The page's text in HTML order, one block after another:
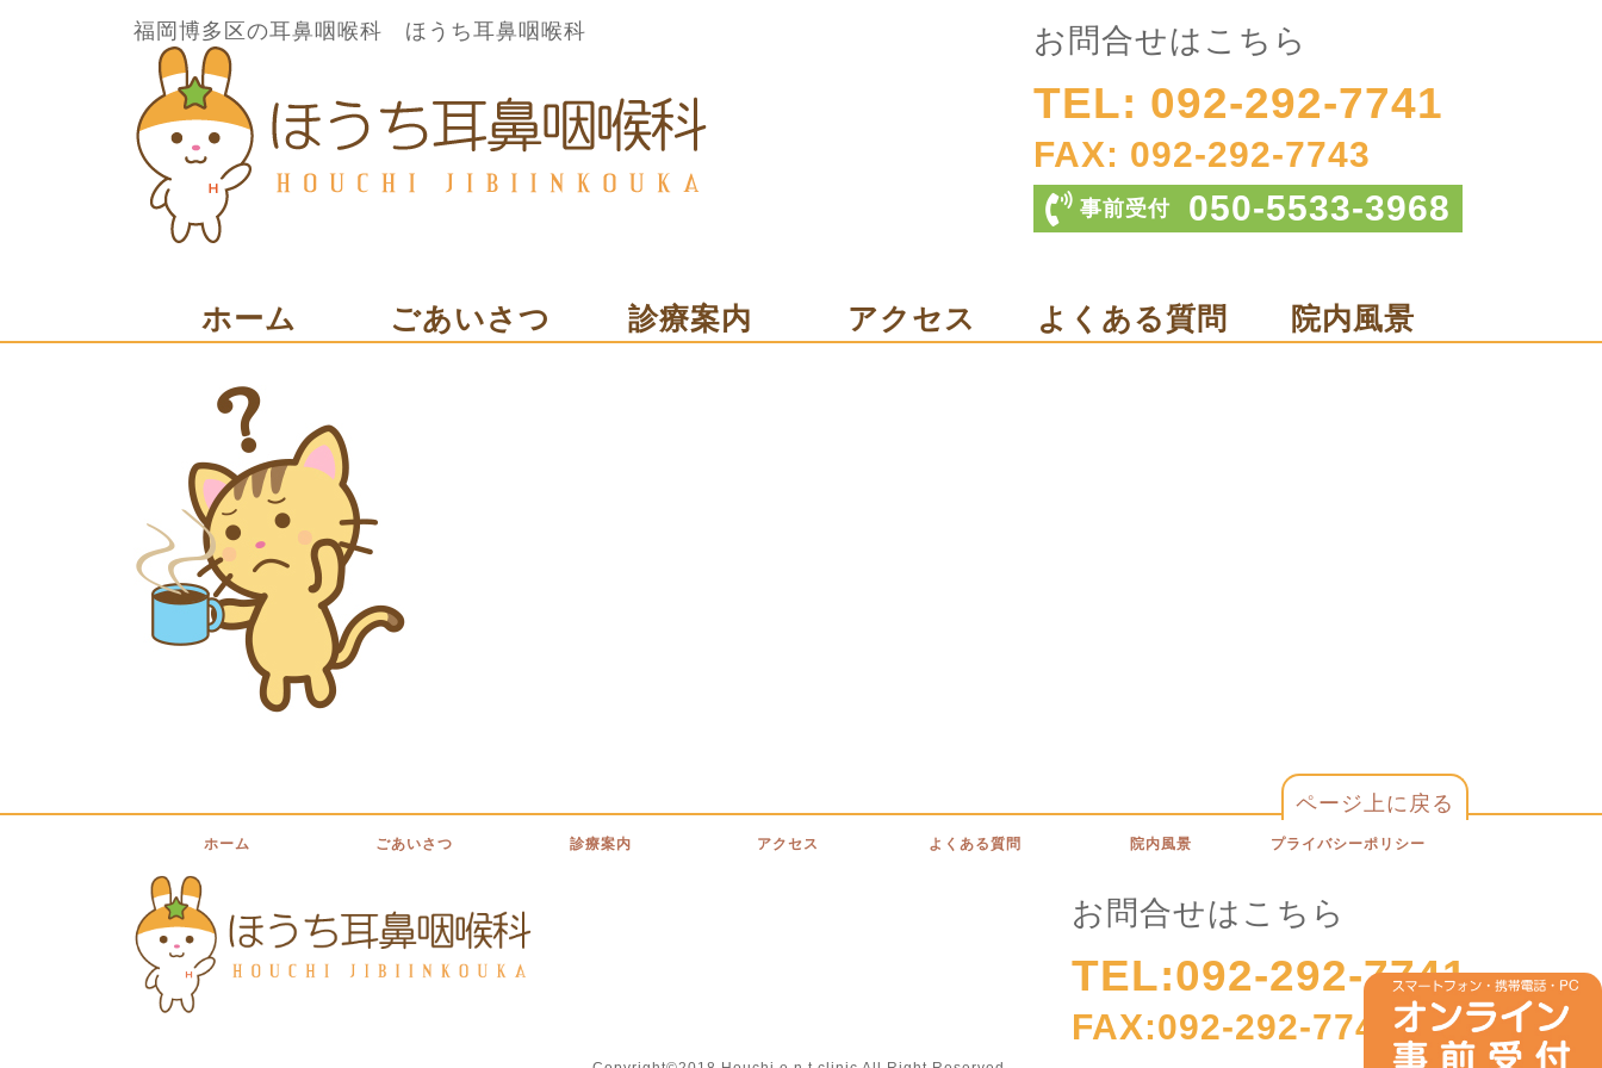
福岡博多区の耳鼻咽喉科 ほうち耳鼻咽喉科 お問合せはこちら
TEL: 092-292-7741
FAX: 092-292-7743
事前受付 050-5533-3968
ホーム ごあいさつ 診療案内 アクセス よくある質問 院内風景
ページ上に戻る
ホーム ごあいさつ 診療案内 アクセス よくある質問 院内風景 プライバシーポリシー
お問合せはこちら
TEL:092-292-7741
FAX:092-292-7743